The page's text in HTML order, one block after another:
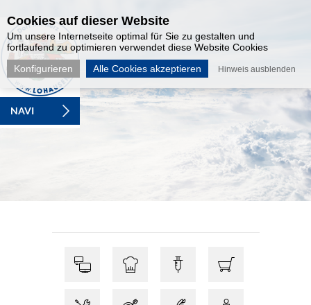
NAVI
Cookies auf dieser Website
Um unsere Internetseite optimal für Sie zu gestalten und
fortlaufend zu optimieren verwendet diese Website Cookies
Konfigurieren
Alle Cookies akzeptieren Hinweis ausblenden